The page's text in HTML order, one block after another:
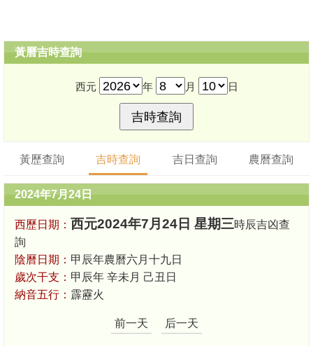
黃曆吉時查詢
西元 年 月 日
黃歷查詢 吉時查詢 吉日查詢 農曆查詢
2024年7月24日
西歷日期： 西元2024年7月24日 星期三時辰吉凶查
詢
陰曆日期： 甲辰年農曆六月十九日
歲次干支： 甲辰年 辛未月 己丑日
納音五行： 霹靂火
前一天 后一天